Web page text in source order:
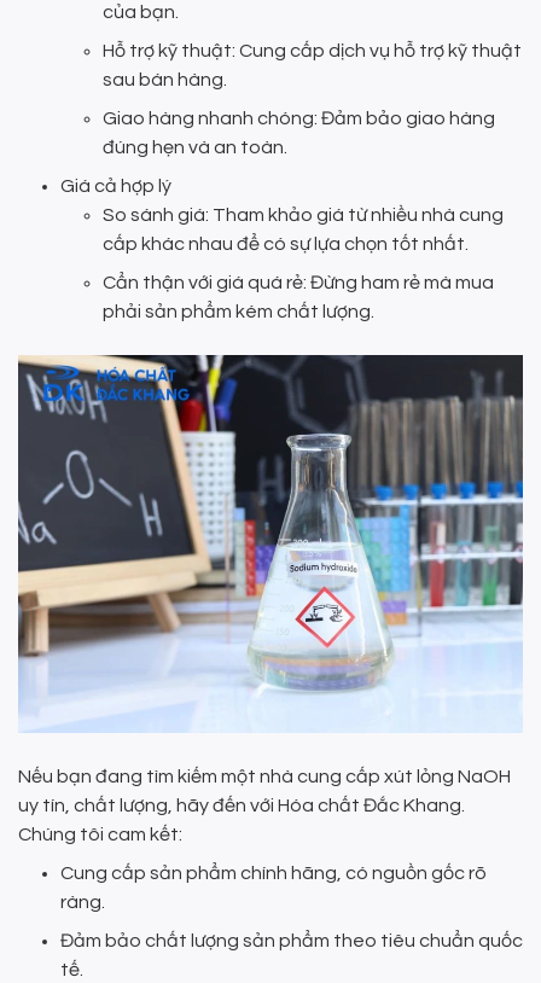
của bạn.
Hỗ trợ kỹ thuật: Cung cấp dịch vụ hỗ trợ kỹ thuật
sau bán hàng.
Giao hàng nhanh chóng: Đảm bảo giao hàng
đúng hẹn và an toàn.
Giá cả hợp lý
So sánh giá: Tham khảo giá từ nhiều nhà cung
cấp khác nhau để có sự lựa chọn tốt nhất.
Cẩn thận với giá quá rẻ: Đừng ham rẻ mà mua
phải sản phẩm kém chất lượng.
Nếu bạn đang tìm kiếm một nhà cung cấp xút lỏng NaOH
uy tín, chất lượng, hãy đến với Hóa chất Đắc Khang.
Chúng tôi cam kết:
Cung cấp sản phẩm chính hãng, có nguồn gốc rõ
ràng.
Đảm bảo chất lượng sản phẩm theo tiêu chuẩn quốc
tế.